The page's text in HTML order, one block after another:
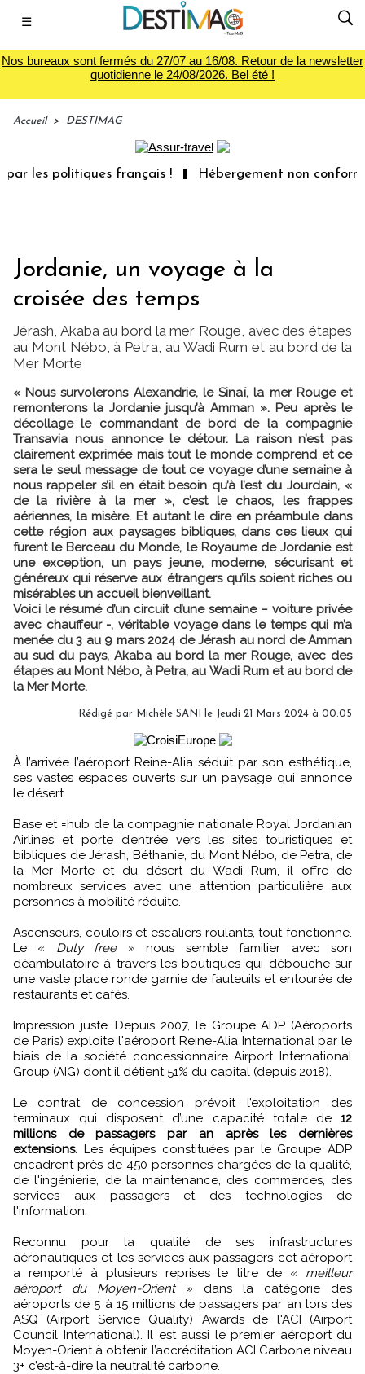
☰
Nos bureaux sont fermés du 27/07 au 16/08. Retour de la newsletter
quotidienne le 24/08/2026. Bel été !
Accueil > DESTIMAG
français ! Hébergement non conforme : les
Jordanie, un voyage à la
croisée des temps
Jérash, Akaba au bord la mer Rouge, avec des étapes
au Mont Nébo, à Petra, au Wadi Rum et au bord de la
Mer Morte
« Nous survolerons Alexandrie, le Sinaï, la mer Rouge et
remonterons la Jordanie jusqu’à Amman ». Peu après le
décollage le commandant de bord de la compagnie
Transavia nous annonce le détour. La raison n’est pas
clairement exprimée mais tout le monde comprend et ce
sera le seul message de tout ce voyage d’une semaine à
nous rappeler s’il en était besoin qu’à l’est du Jourdain, «
de la rivière à la mer », c’est le chaos, les frappes
aériennes, la misère. Et autant le dire en préambule dans
cette région aux paysages bibliques, dans ces lieux qui
furent le Berceau du Monde, le Royaume de Jordanie est
une exception, un pays jeune, moderne, sécurisant et
généreux qui réserve aux étrangers qu’ils soient riches ou
misérables un accueil bienveillant.
Voici le résumé d’un circuit d’une semaine – voiture privée
avec chauffeur -, véritable voyage dans le temps qui m’a
menée du 3 au 9 mars 2024 de Jérash au nord de Amman
au sud du pays, Akaba au bord la mer Rouge, avec des
étapes au Mont Nébo, à Petra, au Wadi Rum et au bord de
la Mer Morte.
Rédigé par Michèle SANI le Jeudi 21 Mars 2024 à 00:05
À l’arrivée l’aéroport Reine-Alia séduit par son esthétique,
ses vastes espaces ouverts sur un paysage qui annonce
le désert.
Base et =hub de la compagnie nationale Royal Jordanian
Airlines et porte d’entrée vers les sites touristiques et
bibliques de Jérash, Béthanie, du Mont Nébo, de Petra, de
la Mer Morte et du désert du Wadi Rum, il offre de
nombreux services avec une attention particulière aux
personnes à mobilité réduite.
Ascenseurs, couloirs et escaliers roulants, tout fonctionne.
Le « Duty free» nous semble familier avec son
déambulatoire à travers les boutiques qui débouche sur
une vaste place ronde garnie de fauteuils et entourée de
restaurants et cafés.
Impression juste. Depuis 2007, le Groupe ADP (Aéroports
de Paris) exploite l'aéroport Reine-Alia International par le
biais de la société concessionnaire Airport International
Group (AIG) dont il détient 51% du capital (depuis 2018).
Le contrat de concession prévoit l’exploitation des
terminaux qui disposent d’une capacité totale de 12
millions de passagers par an après les dernières
extensions. Les équipes constituées par le Groupe ADP
encadrent près de 450 personnes chargées de la qualité,
de l'ingénierie, de la maintenance, des commerces, des
services aux passagers et des technologies de
l'information.
Reconnu pour la qualité de ses infrastructures
aéronautiques et les services aux passagers cet aéroport
a remporté à plusieurs reprises le titre de « meilleur
aéroport du Moyen-Orient» dans la catégorie des
aéroports de 5 à 15 millions de passagers par an lors des
ASQ (Airport Service Quality) Awards de l'ACI (Airport
Council International). Il est aussi le premier aéroport du
Moyen-Orient à obtenir l’accréditation ACI Carbone niveau
3+ c’est-à-dire la neutralité carbone.